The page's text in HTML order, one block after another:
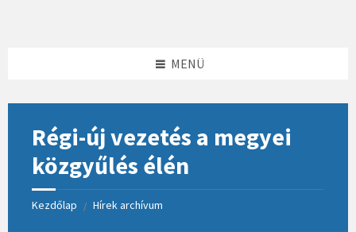
MENÜ
Régi-új vezetés a megyei
közgyűlés élén
Kezdőlap / Hírek archívum